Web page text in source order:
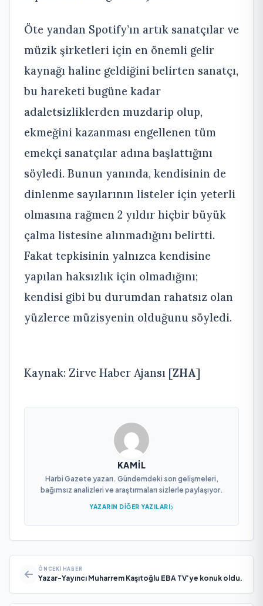
Öte yandan Spotify’ın artık sanatçılar ve
müzik şirketleri için en önemli gelir
kaynağı haline geldiğini belirten sanatçı,
bu hareketi bugüne kadar
adaletsizliklerden muzdarip olup,
ekmeğini kazanması engellenen tüm
emekçi sanatçılar adına başlattığını
söyledi. Bunun yanında, kendisinin de
dinlenme sayılarının listeler için yeterli
olmasına rağmen 2 yıldır hiçbir büyük
çalma listesine alınmadığını belirtti.
Fakat tepkisinin yalnızca kendisine
yapılan haksızlık için olmadığını;
kendisi gibi bu durumdan rahatsız olan
yüzlerce müzisyenin olduğunu söyledi.
Kaynak: Zirve Haber Ajansı [ZHA]
KAMIL
Harbi Gazete yazarı. Gündemdeki son gelişmeleri,
bağımsız analizleri ve araştırmaları sizlerle paylaşıyor.
YAZARIN DIĞER YAZILARI
ÖNCEKI HABER
Yazar-Yayıncı Muharrem Kaşıtoğlu EBA TV’ye konuk oldu.